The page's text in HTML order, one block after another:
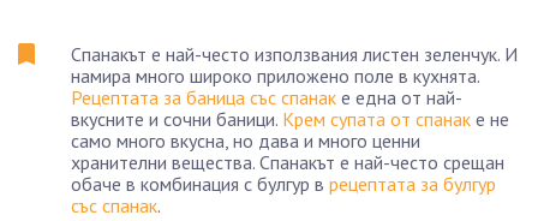
Спанакът е най-често използвания листен зеленчук. И
намира много широко приложено поле в кухнята.
Рецептата за баница със спанак е една от най-
вкусните и сочни баници. Крем супата от спанак е не
само много вкусна, но дава и много ценни
хранителни вещества. Спанакът е най-често срещан
обаче в комбинация с булгур в рецептата за булгур
със спанак.